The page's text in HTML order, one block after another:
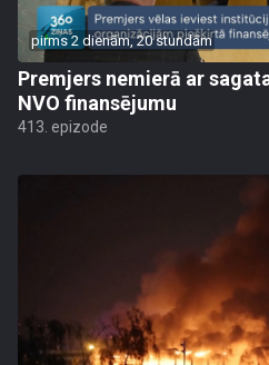
pirms 2 dienām, 20 stundām
Premjers nemierā ar
NVO finansējumu
413. epizode